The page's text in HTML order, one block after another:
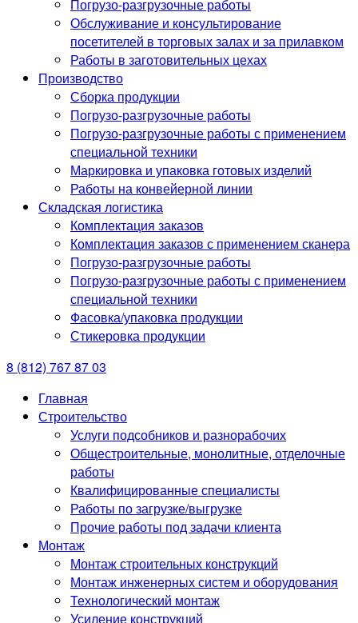
Погрузо-разгрузочные работы
Обслуживание и консультирование
посетителей в торговых залах и за прилавком
Работы в заготовительных цехах
Производство
Сборка продукции
Погрузо-разгрузочные работы
Погрузо-разгрузочные работы с применением
специальной техники
Маркировка и упаковка готовых изделий
Работы на конвейерной линии
Складская логистика
Комплектация заказов
Комплектация заказов с применением сканера
Погрузо-разгрузочные работы
Погрузо-разгрузочные работы с применением
специальной техники
Фасовка/упаковка продукции
Стикеровка продукции
8 (812) 767 87 03
Главная
Строительство
Услуги подсобников и разнорабочих
Общестроительные, монолитные, отделочные
работы
Квалифицированные специалисты
Работы по загрузке/выгрузке
Прочие работы под задачи клиента
Монтаж
Монтаж строительных конструкций
Монтаж инженерных систем и оборудования
Технологический монтаж
Усиление конструкций